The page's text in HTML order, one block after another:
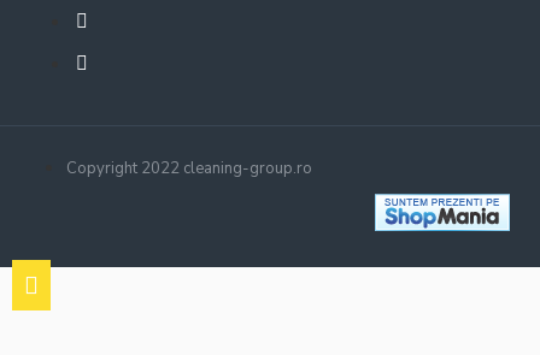
Copyright 2022 cleaning-group.ro